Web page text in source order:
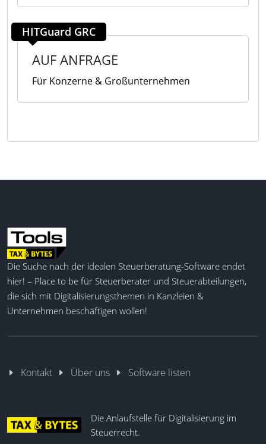
HITGuard GRC
AUF ANFRAGE
Für Konzerne & Großunternehmen
Die Suche nach der idealen Steuerberatung-Software endet
hier! – Place to be für Steuerberater und Steuerabteilungen,
die sich mit Digitalisierungsthemen in Kanzleien &
Unternehmen beschäftigen wollen!
Kontakt Über uns Software listen
Die Anlaufstelle für Digitalisierung im
Steuerrecht.